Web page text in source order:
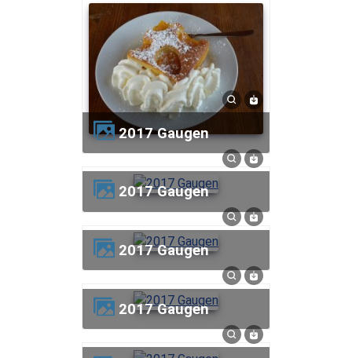
2017 Gaugen
2017 Gaugen
2017 Gaugen
2017 Gaugen